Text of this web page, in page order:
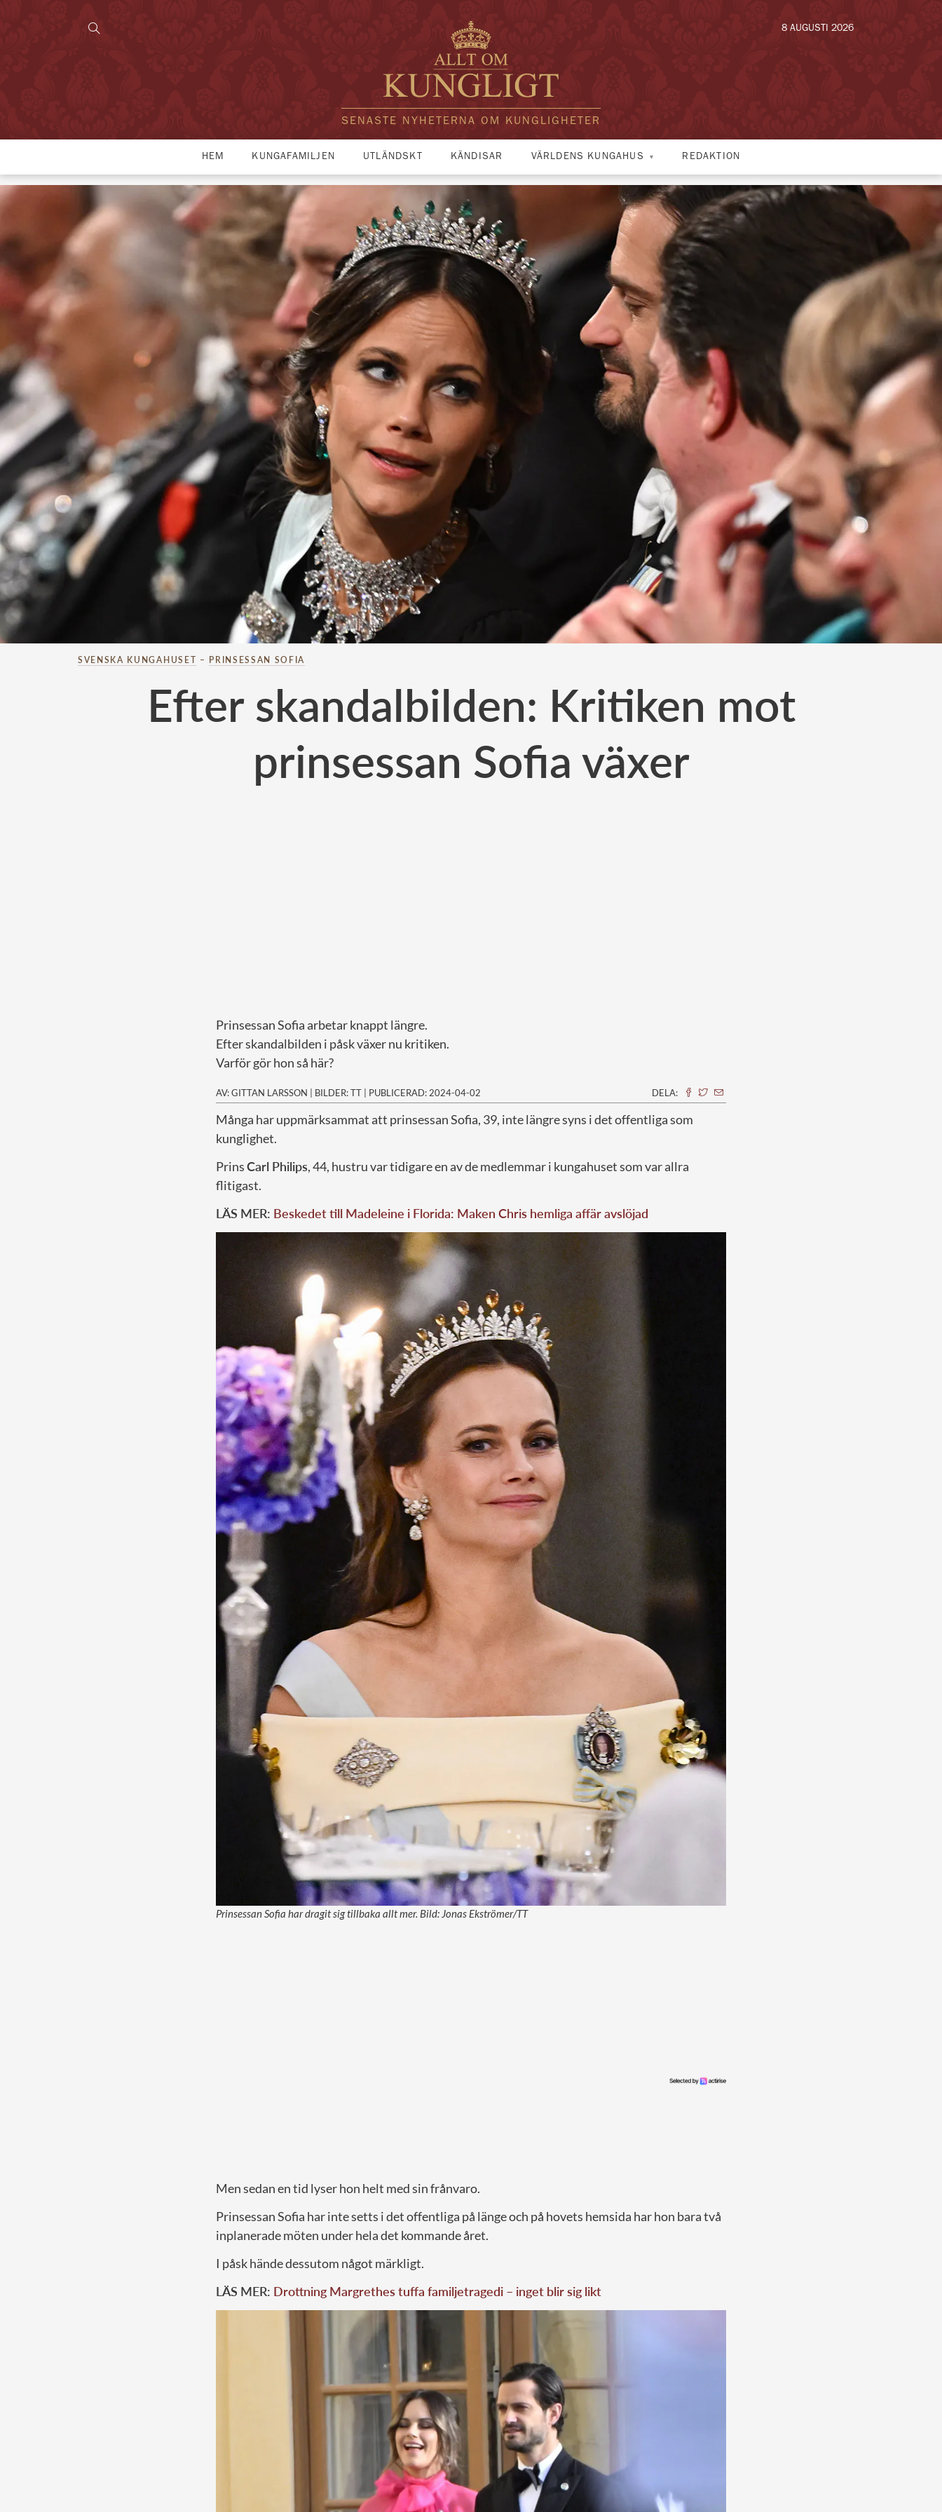
SENASTE NYHETERNA OM KUNGLIGHETER
8 AUGUSTI 2026
HEM KUNGAFAMILJEN UTLÄNDSKT KÄNDISAR VÄRLDENS KUNGAHUS REDAKTION
SVENSKA KUNGAHUSET – PRINSESSAN SOFIA
Efter skandalbilden: Kritiken mot
prinsessan Sofia växer
Prinsessan Sofia arbetar knappt längre.
Efter skandalbilden i påsk växer nu kritiken.
Varför gör hon så här?
AV: GITTAN LARSSON | BILDER: TT | PUBLICERAD: 2024-04-02 DELA:
Många har uppmärksammat att prinsessan Sofia, 39, inte längre syns i det offentliga som
kunglighet.
PrinsCarl Philips, 44, hustru var tidigare en av de medlemmar i kungahuset som var allra
flitigast.
LÄS MER: Beskedet till Madeleine i Florida: Maken Chris hemliga affär avslöjad
Prinsessan Sofia har dragit sig tillbaka allt mer. Bild: Jonas Ekströmer/TT
Men sedan en tid lyser hon helt med sin frånvaro.
Prinsessan Sofia har inte setts i det offentliga på länge och på hovets hemsida har hon bara två
inplanerade möten under hela det kommande året.
I påsk hände dessutom något märkligt.
LÄS MER: Drottning Margrethes tuffa familjetragedi – inget blir sig likt